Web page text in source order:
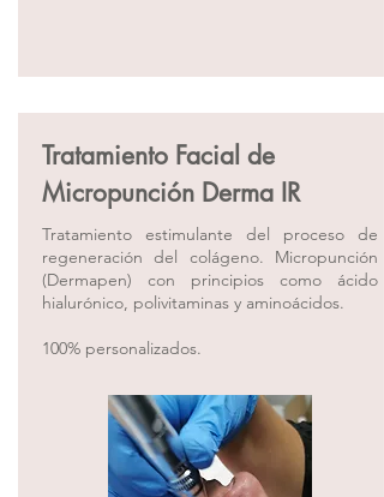
Tratamiento Facial de
Micropunción Derma IR
Tratamiento estimulante del proceso de
regeneración del colágeno. Micropunción
(Dermapen) con principios como ácido
hialurónico, polivitaminas y aminoácidos.
100% personalizados.